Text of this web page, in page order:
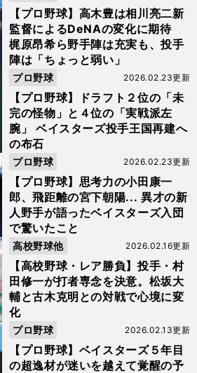
【プロ野球】高木豊は相川亮二新
監督によるDeNAの変化に期待
梶原昂希ら野手陣は充実も、投手
陣は「ちょっと弱い」
【プロ野球】ドラフト２位の「未
完の怪物」と４位の「実戦派左
腕」 ベイスターズ投手王国再建へ
の布石
2026.02.23更新
プロ野球
【プロ野球】思考力の小田康一
郎、飛距離の宮下朝陽... 異才の新
人野手が語ったベイスターズ入団
で驚いたこと
2026.02.23更新
プロ野球
【高校野球・レア勝負】投手・村
田修一が打者専念を決意。松坂大
輔と古木克明との対戦で心境に変
化
2026.02.16更新
高校野球他
【プロ野球】ベイスターズ５年目
の超逸材が迷いを越えて覚醒の予
2026.02.13更新
プロ野球